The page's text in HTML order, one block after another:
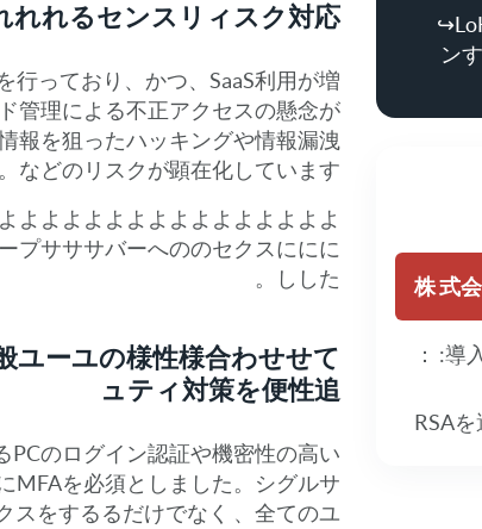
ン
株 式
導入
RSA
れれるセンスリィスク対応
行っており、かつ、SaaS利用が増
管理による不正アクセスの懸念が
報を狙ったハッキングや情報漏洩
などのリスクが顕在化しています。
よよよよよよよよよよよよよよよ
しした。
ユーユの様性様合わせせて
ュティ対策を便性追
PCのログイン認証や機密性の高い
MFAを必須としました。シグルサ
スをするるだけでなく 、全てのユ